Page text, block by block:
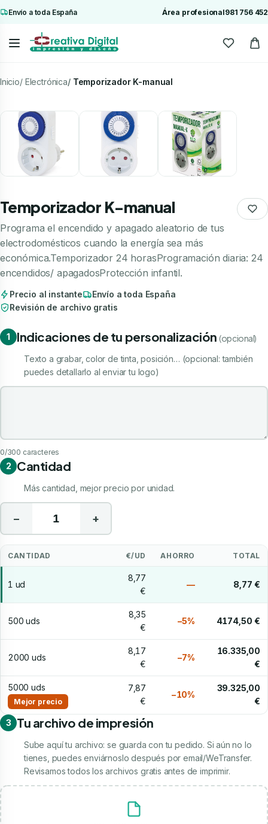
Envío a toda España Área profesional981 756 452
Inicio Electrónica Temporizador K-manual
Temporizador K-manual
Programa el encendido y apagado aleatorio de tus
electrodomésticos cuando la energía sea más
económica.Temporizador 24 horasProgramación diaria: 24
encendidos/ apagadosProtección infantil.
Precio al instante
Envío a toda España
Revisión de archivo gratis
1 Indicaciones de tu personalización (opcional)
Texto a grabar, color de tinta, posición… (opcional: también
puedes detallarlo al enviar tu logo)
Indicaciones de tu personalización
0/300 caracteres
2 Cantidad
Más cantidad, mejor precio por unidad.
− +
CANTIDAD €/UD AHORRO TOTAL
1 ud
8,77
€
— 8,77 €
500 uds
8,35
€
−5% 4174,50 €
2000 uds
8,17
€
−7%
16.335,00
€
5000 uds
Mejor precio
7,87
€
−10%
39.325,00
€
3 Tu archivo de impresión
Sube aquí tu archivo: se guarda con tu pedido. Si aún no lo
tienes, puedes enviárnoslo después por email/WeTransfer.
Revisamos todos los archivos gratis antes de imprimir.